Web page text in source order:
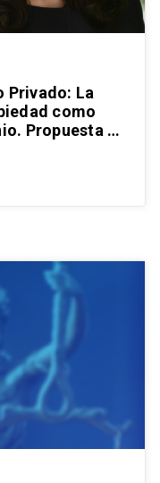
Privado: La
como
Propuesta de
civil